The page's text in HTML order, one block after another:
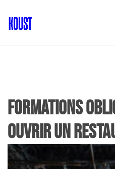
formations
ouvrir un